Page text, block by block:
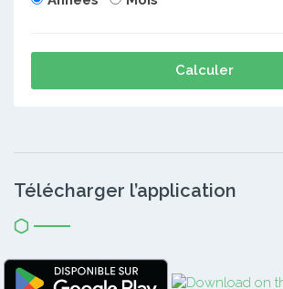
Calculer
Télécharger l’application